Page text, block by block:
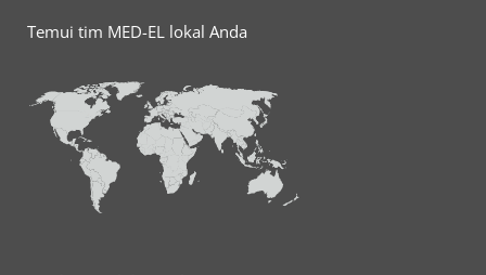
Temui tim MED-EL lokal Anda